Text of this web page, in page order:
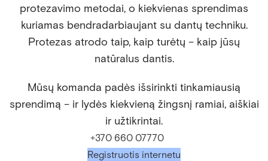
protezavimo metodai, o kiekvienas sprendimas
kuriamas bendradarbiaujant su dantų techniku.
Protezas atrodo taip, kaip turėtų – kaip jūsų
natūralus dantis.
Mūsų komanda padės išsirinkti tinkamiausią
sprendimą – ir lydės kiekvieną žingsnį ramiai, aiškiai
ir užtikrintai.
+370 660 07770
Registruotis internetu